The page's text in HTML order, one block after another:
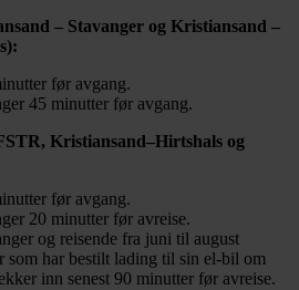
– Stavanger og Kristiansand –
før avgang.
45 minutter før avgang.
Kristiansand–Hirtshals og
før avgang.
20 minutter før avreise.
og reisende fra juni til august
som har bestilt lading til sin el-bil om
inn senest 90 minutter før avreise.